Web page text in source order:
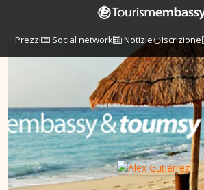
Prezzi Social network Notizie Iscrizione